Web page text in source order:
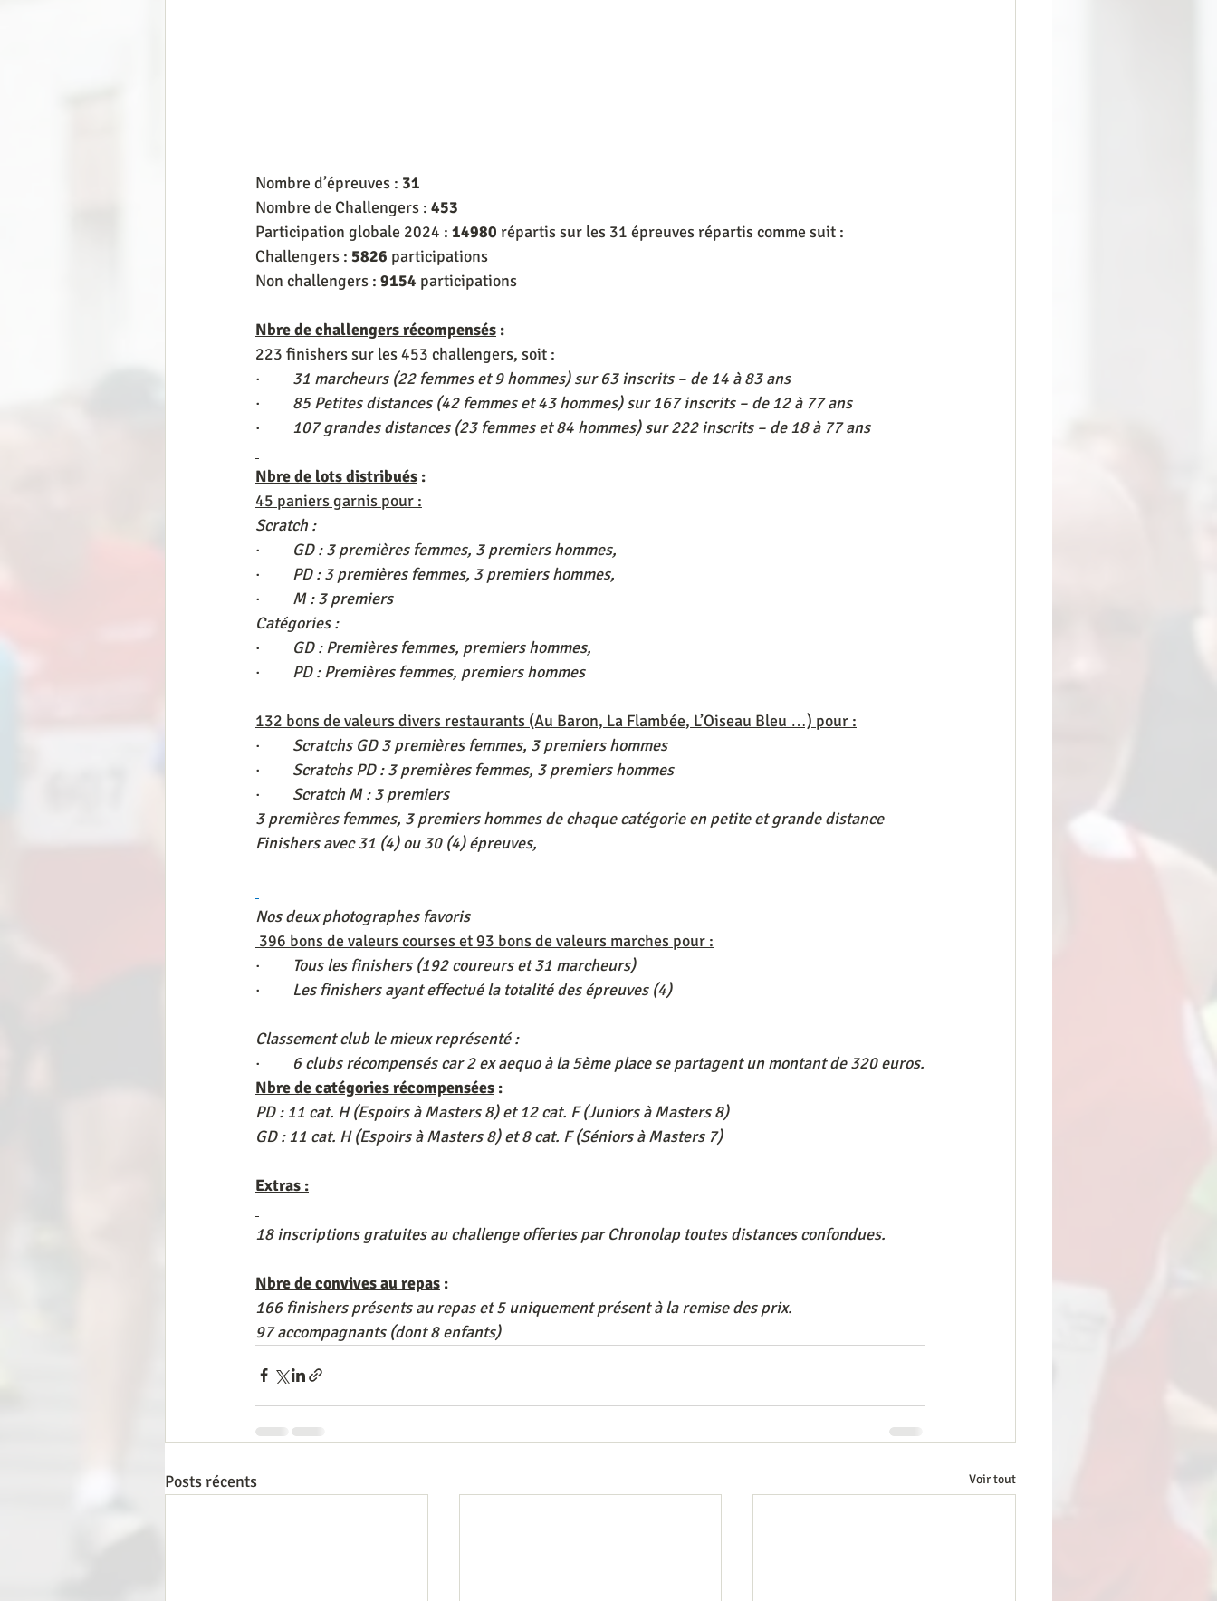
Nombre d’épreuves : 31
Nombre de Challengers : 453
Participation globale 2024 : 14980 répartis sur les 31 épreuves répartis comme suit :
Challengers : 5826 participations
Non challengers : 9154 participations
Nbre de challengers récompensés :
223 finishers sur les 453 challengers, soit :
· 31 marcheurs (22 femmes et 9 hommes) sur 63 inscrits – de 14 à 83 ans
· 85 Petites distances (42 femmes et 43 hommes) sur 167 inscrits – de 12 à 77 ans
· 107 grandes distances (23 femmes et 84 hommes) sur 222 inscrits – de 18 à 77 ans
Nbre de lots distribués :
45 paniers garnis pour :
Scratch :
· GD : 3 premières femmes, 3 premiers hommes,
· PD : 3 premières femmes, 3 premiers hommes,
· M : 3 premiers
Catégories :
· GD : Premières femmes, premiers hommes,
· PD : Premières femmes, premiers hommes
132 bons de valeurs divers restaurants (Au Baron, La Flambée, L’Oiseau Bleu …) pour :
· Scratchs GD 3 premières femmes, 3 premiers hommes
· Scratchs PD : 3 premières femmes, 3 premiers hommes
· Scratch M : 3 premiers
3 premières femmes, 3 premiers hommes de chaque catégorie en petite et grande distance
Finishers avec 31 (4) ou 30 (4) épreuves,
Nos deux photographes favoris
396 bons de valeurs courses et 93 bons de valeurs marches pour :
·
Tous les finishers (192 coureurs et 31 marcheurs)
· Les finishers ayant effectué la totalité des épreuves (4)
Classement club le mieux représenté :
· 6 clubs récompensés car 2 ex aequo à la 5ème place se partagent un montant de 320 euros.
Nbre de catégories récompensées :
PD : 11 cat. H (Espoirs à Masters 8) et 12 cat. F (Juniors à Masters 8)
GD : 11 cat. H (Espoirs à Masters 8) et 8 cat. F (Séniors à Masters 7)
Extras :
18 inscriptions gratuites au challenge offertes par Chronolap toutes distances confondues.
Nbre de convives au repas :
166 finishers présents au repas et 5 uniquement présent à la remise des prix.
97 accompagnants (dont 8 enfants)
Posts récents Voir tout